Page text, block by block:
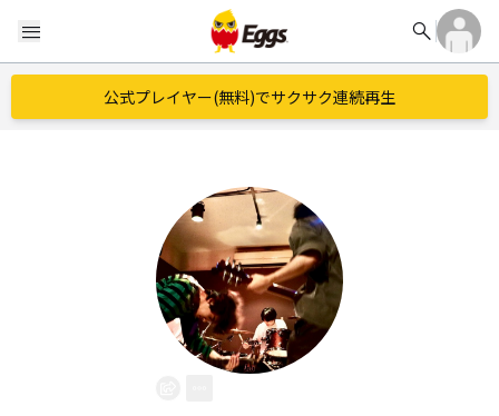
menu search
公式プレイヤー(無料)でサクサク連続再生